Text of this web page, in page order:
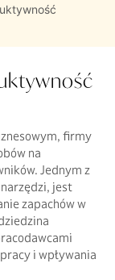
firmy
na
Jednym z
jest
zapachów w
i wpływania